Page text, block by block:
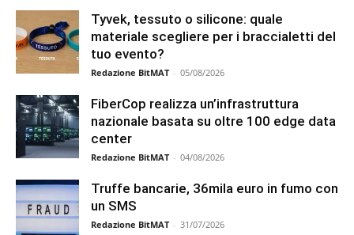
Tyvek, tessuto o silicone: quale
materiale scegliere per i braccialetti del
tuo evento?
Redazione BitMAT - 05/08/2026
FiberCop realizza un’infrastruttura
nazionale basata su oltre 100 edge data
center
Redazione BitMAT - 04/08/2026
Truffe bancarie, 36mila euro in fumo con
un SMS
Redazione BitMAT - 31/07/2026